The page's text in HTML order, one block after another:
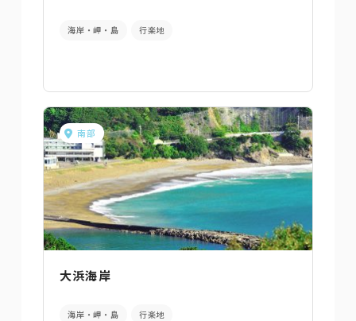
海岸・岬・島 行楽地
南部
大浜海岸
海岸・岬・島 行楽地